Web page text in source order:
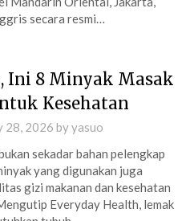
secara resmi…
Ini 8 Minyak Masak
Kesehatan
28, 2026 byyasuo
sekadar bahan pelengkap
yang digunakan juga
gizi makanan dan kesehatan
Everyday Health, lemak